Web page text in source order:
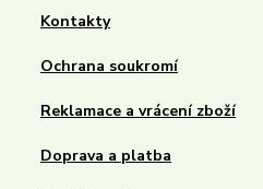
Kontakty
Ochrana soukromí
Reklamace a vrácení zboží
Doprava a platba